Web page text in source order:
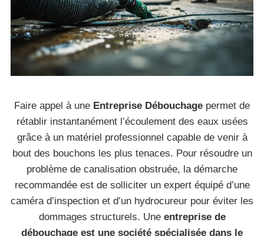
Faire appel à une Entreprise Débouchage permet de
rétablir instantanément l’écoulement des eaux usées
grâce à un matériel professionnel capable de venir à
bout des bouchons les plus tenaces. Pour résoudre un
problème de canalisation obstruée, la démarche
recommandée est de solliciter un expert équipé d’une
caméra d’inspection et d’un hydrocureur pour éviter les
dommages structurels. Une entreprise de
débouchage est une société spécialisée dans le